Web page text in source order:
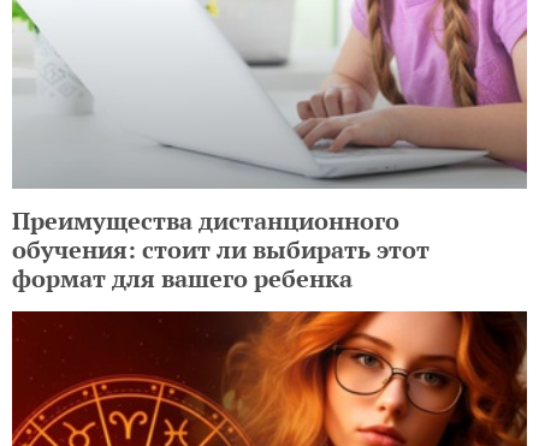
Преимущества дистанционного
обучения: стоит ли выбирать этот
формат для вашего ребенка